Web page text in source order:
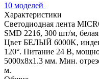
10 моделей
Характеристики
Светодиодная лента
SMD 2216, 300 шт/м,
Цвет БЕЛЫЙ 6000K,
120°. Питание 24 В,
5000x8x1.3 мм. Мин.
м.